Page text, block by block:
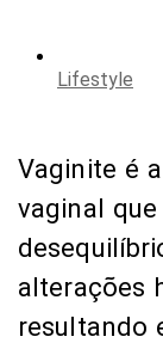
Lifestyle
Vaginite é
vaginal
alterações
resultando